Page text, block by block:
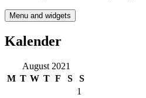
Menu and widgets
Kalender
August 2021
M T W T F S
S
1